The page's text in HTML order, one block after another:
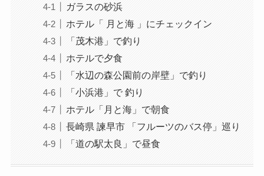
ガラスの砂浜
ホテル「 月と海 」にチェックイン
「茂木港」で釣り
ホテルで夕食
「水辺の森公園前の岸壁」で釣り
「小浜港」で 釣り
ホテル「月と海」で朝食
長崎県 諫早市 「フルーツのバス停」巡り
「道の駅太良」で昼食